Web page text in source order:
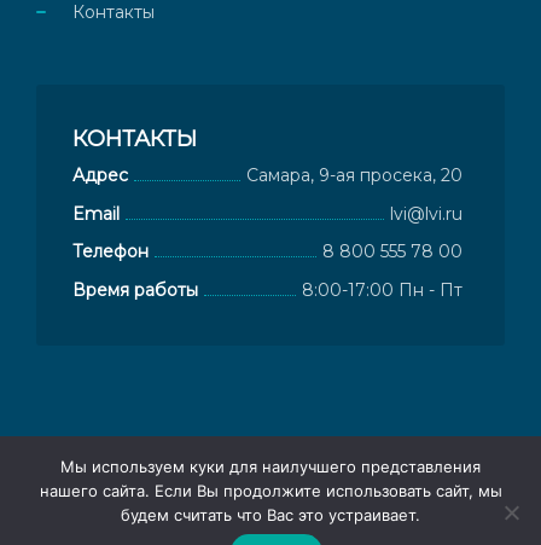
Контакты
КОНТАКТЫ
Адрес
Самара, 9-ая просека, 20
Email
lvi@lvi.ru
Телефон
8 800 555 78 00
Время работы
8:00-17:00 Пн - Пт
Компания ЛВИ - поставщик тонировочных и
защитных пленокКонтакты| Политика
Мы используем куки для наилучшего представления
нашего сайта. Если Вы продолжите использовать сайт, мы
будем считать что Вас это устраивает.